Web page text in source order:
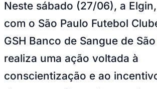
Libertadores
Copa América
Premier League
Bundesliga
Neste sábado (27/06), a
com o São Paulo Futebol
GSH Banco de Sangue de
realiza uma ação voltada à
conscientização e ao